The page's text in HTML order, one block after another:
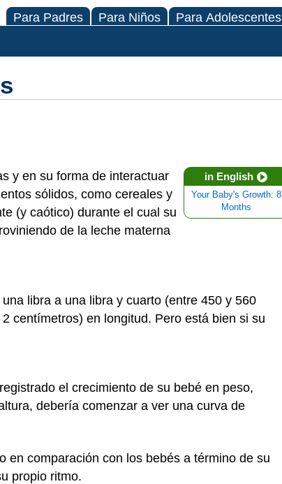
Para Padres Para Niños Para Adolescentes
in English
Your Baby's Growth: 8
Months
y en su forma de interactuar
sólidos, como cereales y
(y caótico) durante el cual su
de la leche materna
libra a una libra y cuarto (entre 450 y 560
centímetros) en longitud. Pero está bien si su
el crecimiento de su bebé en peso,
debería comenzar a ver una curva de
en comparación con los bebés a término de su
propio ritmo.